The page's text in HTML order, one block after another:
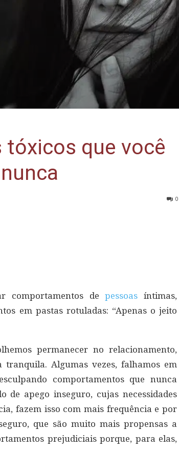
que você
0
comportamentos depessoas íntimas,
em pastas rotuladas: “Apenas o jeito
permanecer no relacionamento,
Algumas vezes, falhamos em
comportamentos que nunca
de apego inseguro, cujas necessidades
fazem isso com mais frequência e por
que são muito mais propensas a
prejudiciais porque, para elas,